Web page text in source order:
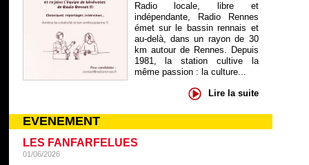
Radio locale, libre et
indépendante, Radio Rennes
émet sur le bassin rennais et
au-delà, dans un rayon de 30
km autour de Rennes. Depuis
1981, la station cultive la
même passion : la culture...
Lire la suite
EVENEMENT
LES FANFARFELUES
01/06/2026